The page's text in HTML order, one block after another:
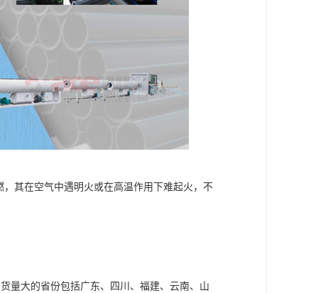
其在空气中遇明火或在高温作用下难起火，不
量大的省份包括广东、四川、福建、云南、山